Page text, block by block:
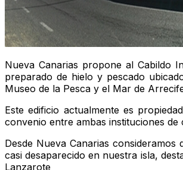
Nueva Canarias propone al Cabildo
preparado de hielo y pescado
Museo de la Pesca y el Mar de
Este edificio actualmente es
convenio entre ambas instituciones
Desde Nueva Canarias
casi desaparecido en nuestra isla,
Lanzarote